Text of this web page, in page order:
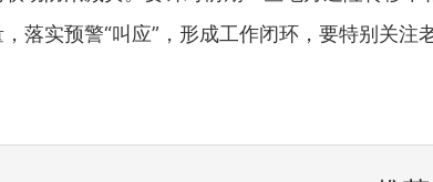
落实预警“叫应”，形成工作闭环，要特别关注